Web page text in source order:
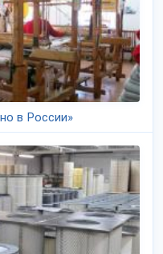
в России»